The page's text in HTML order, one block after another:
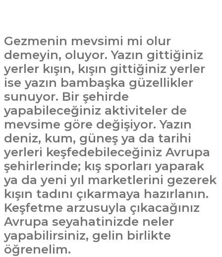
Gezmenin mevsimi mi olur
demeyin, oluyor. Yazın gittiğiniz
yerler kışın, kışın gittiğiniz yerler
ise yazın bambaşka güzellikler
sunuyor. Bir şehirde
yapabileceğiniz aktiviteler de
mevsime göre değişiyor. Yazın
deniz, kum, güneş ya da tarihi
yerleri keşfedebileceğiniz Avrupa
şehirlerinde; kış sporları yaparak
ya da yeni yıl marketlerini gezerek
kışın tadını çıkarmaya hazırlanın.
Keşfetme arzusuyla çıkacağınız
Avrupa seyahatinizde neler
yapabilirsiniz, gelin birlikte
öğrenelim.